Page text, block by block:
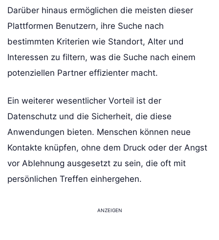
Darüber hinaus ermöglichen die meisten dieser
Plattformen Benutzern, ihre Suche nach
bestimmten Kriterien wie Standort, Alter und
Interessen zu filtern, was die Suche nach einem
potenziellen Partner effizienter macht.
Ein weiterer wesentlicher Vorteil ist der
Datenschutz und die Sicherheit, die diese
Anwendungen bieten. Menschen können neue
Kontakte knüpfen, ohne dem Druck oder der Angst
vor Ablehnung ausgesetzt zu sein, die oft mit
persönlichen Treffen einhergehen.
ANZEIGEN